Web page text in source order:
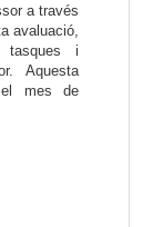
a través
avaluació,
tasques i
Aquesta
el mes de